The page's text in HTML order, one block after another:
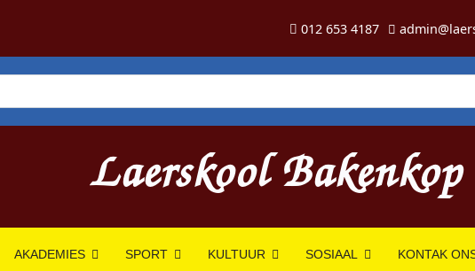
012 653 4187
AKADEMIES SPORT KULTUUR SOSIAAL KONTAK